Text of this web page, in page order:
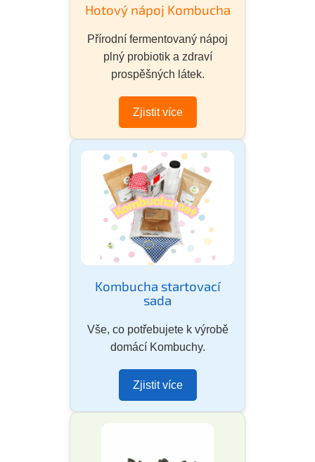
Hotový nápoj Kombucha
Přírodní fermentovaný nápoj
plný probiotik a zdraví
prospěšných látek.
Zjistit více
Kombucha startovací
sada
Vše, co potřebujete k výrobě
domácí Kombuchy.
Zjistit více